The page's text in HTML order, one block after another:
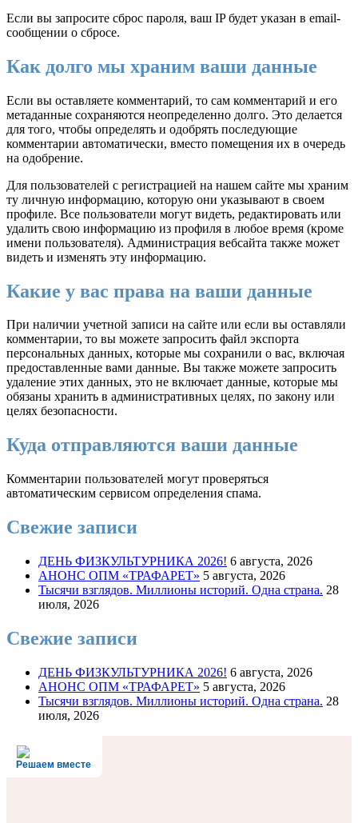
Если вы запросите сброс пароля, ваш IP будет указан в email-
сообщении о сбросе.
Как долго мы храним ваши данные
Если вы оставляете комментарий, то сам комментарий и его
метаданные сохраняются неопределенно долго. Это делается
для того, чтобы определять и одобрять последующие
комментарии автоматически, вместо помещения их в очередь
на одобрение.
Для пользователей с регистрацией на нашем сайте мы храним
ту личную информацию, которую они указывают в своем
профиле. Все пользователи могут видеть, редактировать или
удалить свою информацию из профиля в любое время (кроме
имени пользователя). Администрация вебсайта также может
видеть и изменять эту информацию.
Какие у вас права на ваши данные
При наличии учетной записи на сайте или если вы оставляли
комментарии, то вы можете запросить файл экспорта
персональных данных, которые мы сохранили о вас, включая
предоставленные вами данные. Вы также можете запросить
удаление этих данных, это не включает данные, которые мы
обязаны хранить в административных целях, по закону или
целях безопасности.
Куда отправляются ваши данные
Комментарии пользователей могут проверяться
автоматическим сервисом определения спама.
Свежие записи
ДЕНЬ ФИЗКУЛЬТУРНИКА 2026! 6 августа, 2026
АНОНС ОПМ «ТРАФАРЕТ» 5 августа, 2026
Тысячи взглядов. Миллионы историй. Одна страна. 28
июля, 2026
Свежие записи
ДЕНЬ ФИЗКУЛЬТУРНИКА 2026! 6 августа, 2026
АНОНС ОПМ «ТРАФАРЕТ» 5 августа, 2026
Тысячи взглядов. Миллионы историй. Одна страна. 28
июля, 2026
Решаем вместе